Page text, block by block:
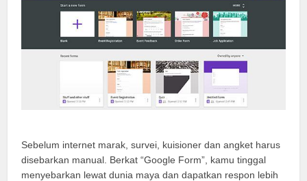
Sebelum internet marak, survei, kuisioner dan angket harus
disebarkan manual. Berkat “Google Form”, kamu tinggal
menyebarkan lewat dunia maya dan dapatkan respon lebih